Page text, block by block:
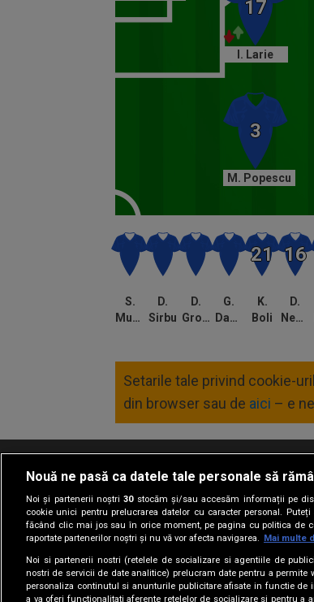
M. Popescu
I. Larie
S.
Musat
D.
Sirbu
D.
Grosu
G.
Danuleasa
K.
Boli
D.
Nedelcu
Setarile tale privind cookie-
din browser sau de aici – e
Termeni si conditii Politica de
Nouă ne pasă ca datele tale personale să
Noi și partenerii noștri30stocăm și/sau accesăm informații pe
cookie unici pentru prelucrarea datelor cu caracter personal.
făcând clic mai jos sau în orice moment, pe pagina cu politica de
raportate partenerilor noștri și nu vă vor afecta navigarea. Mai multe
Noi si partenerii nostri (retelele de socializare si agentiile de
nostri de servicii de date analitice) prelucram date pentru a permite
personaliza continutul si anunturile publicitare afisate in functie de
a va oferi functionalitati aferente retelelor de socializare si pentru a